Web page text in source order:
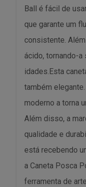
Ball é fácil de
que garante um
consistente.
ácido, tornando-a
idades.Esta
também
moderno a torna
Além disso, a
qualidade e
está recebendo
a Caneta Posca
ferramenta de